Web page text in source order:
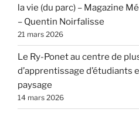
la vie (du parc) – Magazine
– Quentin Noirfalisse
21 mars 2026
Le Ry-Ponet au centre de
d’apprentissage d’étudiants
paysage
14 mars 2026